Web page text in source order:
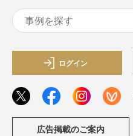
ログイン
広告掲載のご案内